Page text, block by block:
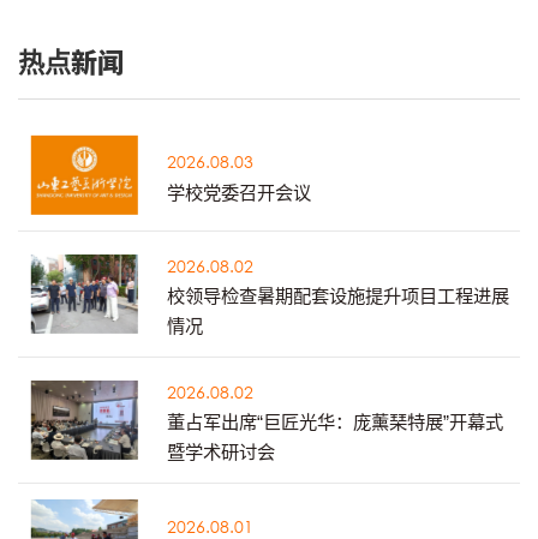
热点新闻
2026.08.03
学校党委召开会议
2026.08.02
校领导检查暑期配套设施提升项目工程进展
情况
2026.08.02
董占军出席“巨匠光华：庞薰琹特展”开幕式
暨学术研讨会
2026.08.01